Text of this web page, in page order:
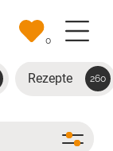
0
Rezepte 260